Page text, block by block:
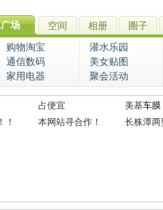
场 空间 相册 圈子
购物淘宝 灌水乐园
通信数码 美女贴图
家用电器 聚会活动
占便宜 美基车膜
！ 本网站寻合作！ 长株潭